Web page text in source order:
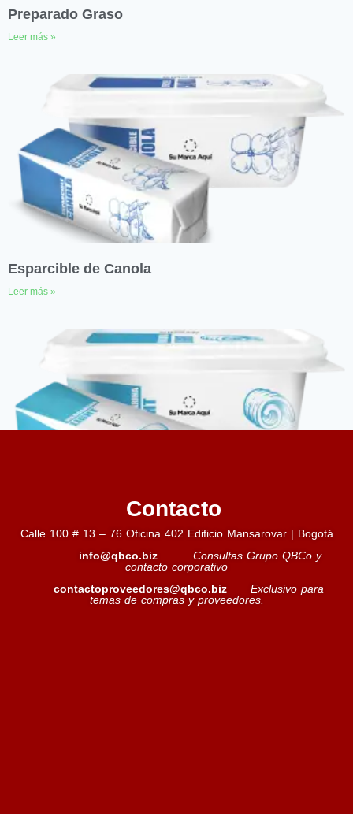
Preparado Graso
Leer más »
Esparcible de Canola
Leer más »
Contacto
Calle 100 # 13 – 76 Oficina 402 Edificio Mansarovar | Bogotá
info@qbco.biz
Consultas Grupo QBCo y
contacto corporativo
contactoproveedores@qbco.biz
Exclusivo para
temas de compras y proveedores.